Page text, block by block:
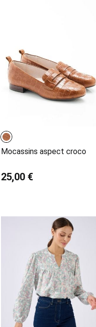
Mocassins aspect croco
25,00 €